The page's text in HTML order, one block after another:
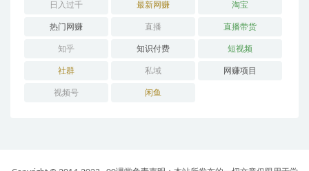
日入过千 最新网赚 淘宝
热门网赚 直播 直播带货
知乎 知识付费 短视频
社群 私域 网赚项目
视频号 闲鱼